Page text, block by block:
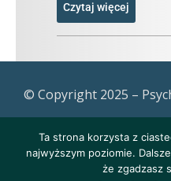
Czytaj więcej
© Copyright 2025 –
Ta strona korzysta z
najwyższym poziomie.
że zgadzasz